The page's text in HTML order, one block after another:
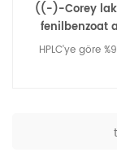
((-)-Corey
fenilbenzoat
BPCOD
HPLC'ye göre